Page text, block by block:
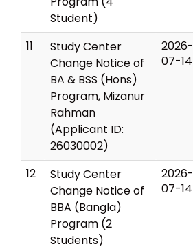
Student)
11
Study Center
Change Notice of
BA & BSS (Hons)
Program, Mizanur
Rahman
(Applicant ID:
26030002)
2026-
07-14
12
Study Center
Change Notice of
BBA (Bangla)
Program (2
Students)
2026-
07-14